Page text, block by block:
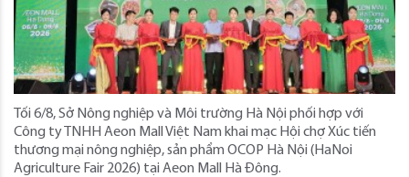
Tối 6/8, Sở Nông nghiệp và Môi trường Hà Nội phối hợp với
Công ty TNHH Aeon Mall Việt Nam khai mạc Hội chợ Xúc tiến
thương mại nông nghiệp, sản phẩm OCOP Hà Nội (HaNoi
Agriculture Fair 2026) tại Aeon Mall Hà Đông.